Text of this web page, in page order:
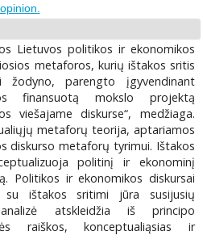
Lietuvos politikos ir ekonomikos
metaforos, kurių ištakos sritis
parengto įgyvendinant
finansuotą mokslo projektą
viešajame diskurse“, medžiaga.
metaforų teorija, aptariamos
diskurso metaforų tyrimui. Ištakos
politinį ir ekonominį
Politikos ir ekonomikos diskursai
su ištakos sritimi jūra susijusių
atskleidžia iš principo
raiškos, konceptualiąsias ir